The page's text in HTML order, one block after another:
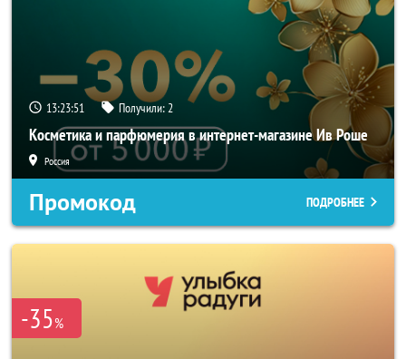
13:23:51 Получили:2
Косметика и парфюмерия в интернет-магазине Ив Роше
Россия
Промокод ПОДРОБНЕЕ
-35%